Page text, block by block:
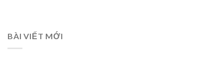
BÀI VIẾT MỚI